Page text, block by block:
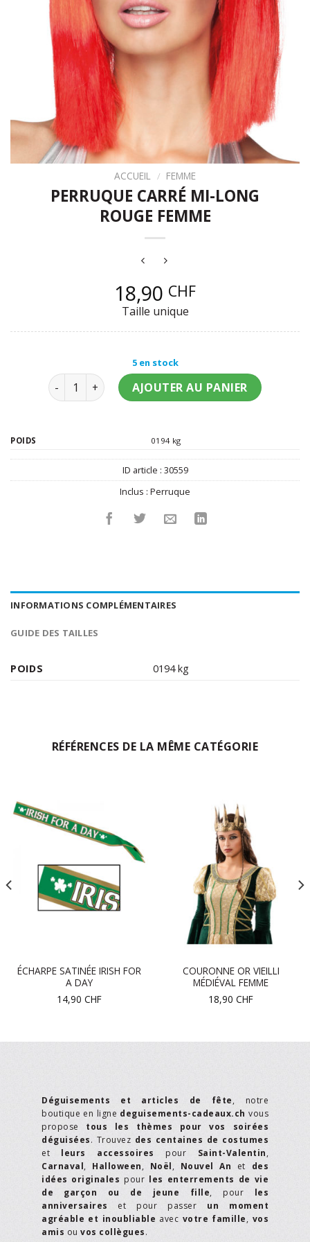
ACCUEIL / FEMME
PERRUQUE CARRÉ MI-LONG
ROUGE FEMME
18,90 CHF
Taille unique
5 en stock
quantité de Perruque carré mi-long rouge femme
AJOUTER AU PANIER
POIDS 0194 kg
ID article : 30559
Inclus : Perruque
INFORMATIONS COMPLÉMENTAIRES
GUIDE DES TAILLES
POIDS 0194 kg
RÉFÉRENCES DE LA MÊME CATÉGORIE
ÉCHARPE SATINÉE IRISH FOR
A DAY
14,90 CHF
COURONNE OR VIEILLI
MÉDIÉVAL FEMME
18,90 CHF
Déguisements et articles de fête, notre
boutique en ligne deguisements-cadeaux.ch vous
propose tous les thèmes pour vos soirées
déguisées. Trouvez des centaines de costumes
et leurs accessoires pour Saint-Valentin,
Carnaval, Halloween, Noël, Nouvel An et des
idées originales pour les enterrements de vie
de garçon ou de jeune fille, pour les
anniversaires et pour passer un moment
agréable et inoubliable avec votre famille, vos
amis ou vos collègues.